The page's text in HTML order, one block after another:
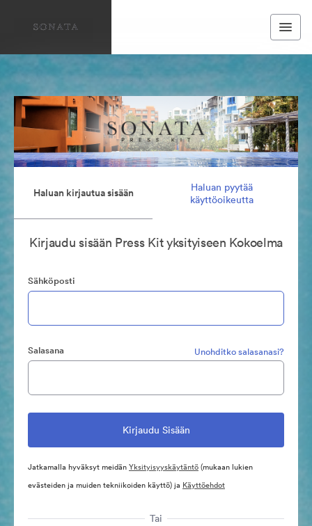
Haluan kirjautua sisään
Haluan pyytää
käyttöoikeutta
Kirjaudu sisään Press Kit yksityiseen Kokoelma
Sähköposti
Salasana Unohditko salasanasi?
Jatkamalla hyväksyt meidänYksityisyyskäytäntö(mukaan lukien
evästeiden ja muiden tekniikoiden käyttö) ja Käyttöehdot
Tai